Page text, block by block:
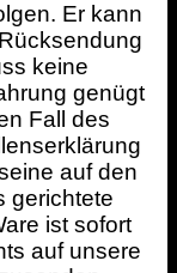
Er kann
keine
genügt
Fall des
auf den
gerichtete
ist sofort
auf unsere